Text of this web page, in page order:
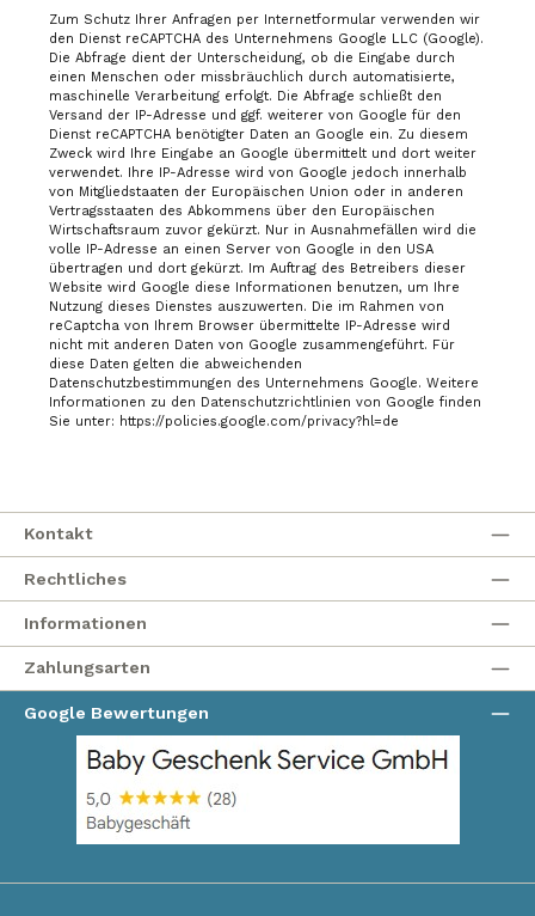
Zum Schutz Ihrer Anfragen per Internetformular verwenden wir
den Dienst reCAPTCHA des Unternehmens Google LLC (Google).
Die Abfrage dient der Unterscheidung, ob die Eingabe durch
einen Menschen oder missbräuchlich durch automatisierte,
maschinelle Verarbeitung erfolgt. Die Abfrage schließt den
Versand der IP-Adresse und ggf. weiterer von Google für den
Dienst reCAPTCHA benötigter Daten an Google ein. Zu diesem
Zweck wird Ihre Eingabe an Google übermittelt und dort weiter
verwendet. Ihre IP-Adresse wird von Google jedoch innerhalb
von Mitgliedstaaten der Europäischen Union oder in anderen
Vertragsstaaten des Abkommens über den Europäischen
Wirtschaftsraum zuvor gekürzt. Nur in Ausnahmefällen wird die
volle IP-Adresse an einen Server von Google in den USA
übertragen und dort gekürzt. Im Auftrag des Betreibers dieser
Website wird Google diese Informationen benutzen, um Ihre
Nutzung dieses Dienstes auszuwerten. Die im Rahmen von
reCaptcha von Ihrem Browser übermittelte IP-Adresse wird
nicht mit anderen Daten von Google zusammengeführt. Für
diese Daten gelten die abweichenden
Datenschutzbestimmungen des Unternehmens Google. Weitere
Informationen zu den Datenschutzrichtlinien von Google finden
Sie unter: https://policies.google.com/privacy?hl=de
Kontakt
Rechtliches
Informationen
Zahlungsarten
Google Bewertungen